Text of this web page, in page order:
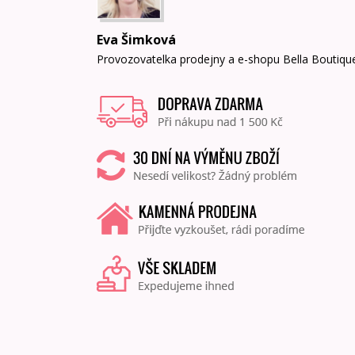
Eva Šimková
Provozovatelka prodejny a e-shopu Bella